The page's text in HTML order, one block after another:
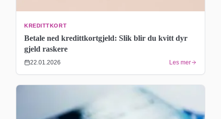
KREDITTKORT
Betale ned kredittkortgjeld: Slik blir du kvitt dyr
gjeld raskere
22.01.2026 Les mer